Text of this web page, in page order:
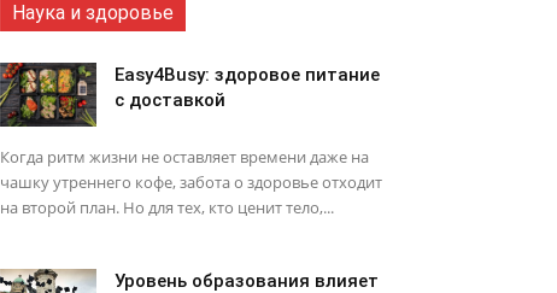
Наука и здоровье
Easy4Busy: здоровое питание
с доставкой
Когда ритм жизни не оставляет времени даже на
чашку утреннего кофе, забота о здоровье отходит
на второй план. Но для тех, кто ценит тело,...
Уровень образования влияет